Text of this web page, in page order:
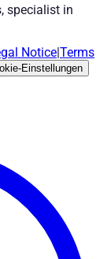
specialist in
Notice Terms
Einstellungen